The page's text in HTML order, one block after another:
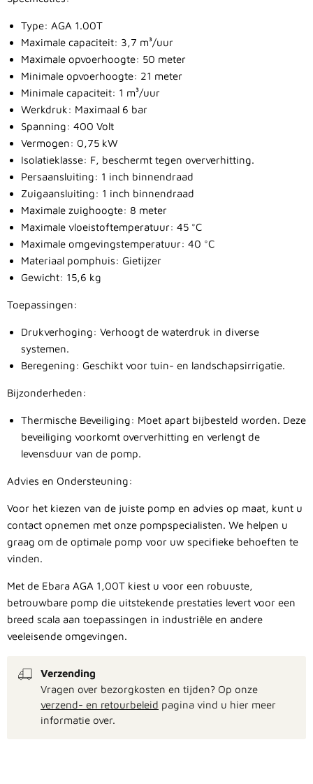
Type: AGA 1.00T
Maximale capaciteit: 3,7 m³/uur
Maximale opvoerhoogte: 50 meter
Minimale opvoerhoogte: 21 meter
Minimale capaciteit: 1 m³/uur
Werkdruk: Maximaal 6 bar
Spanning: 400 Volt
Vermogen: 0,75 kW
Isolatieklasse: F, beschermt tegen oververhitting.
Persaansluiting: 1 inch binnendraad
Zuigaansluiting: 1 inch binnendraad
Maximale zuighoogte: 8 meter
Maximale vloeistoftemperatuur: 45 °C
Maximale omgevingstemperatuur: 40 °C
Materiaal pomphuis: Gietijzer
Gewicht: 15,6 kg
Toepassingen:
Drukverhoging: Verhoogt de waterdruk in diverse
systemen.
Beregening: Geschikt voor tuin- en landschapsirrigatie.
Bijzonderheden:
Thermische Beveiliging: Moet apart bijbesteld worden. Deze
beveiliging voorkomt oververhitting en verlengt de
levensduur van de pomp.
Advies en Ondersteuning:
Voor het kiezen van de juiste pomp en advies op maat, kunt u
contact opnemen met onze pompspecialisten. We helpen u
graag om de optimale pomp voor uw specifieke behoeften te
vinden.
Met de Ebara AGA 1,00T kiest u voor een robuuste,
betrouwbare pomp die uitstekende prestaties levert voor een
breed scala aan toepassingen in industriële en andere
veeleisende omgevingen.
Verzending
Vragen over bezorgkosten en tijden? Op onze
verzend- en retourbeleid pagina vind u hier meer
informatie over.